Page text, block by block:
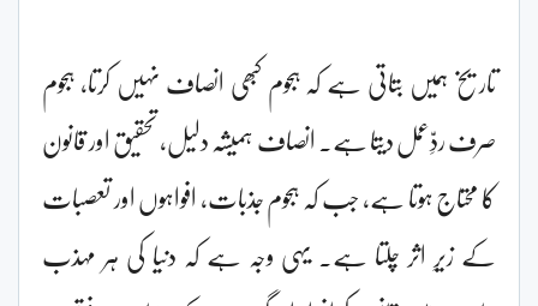
تاریخ ہمیں بتاتی ہے کہ ہجوم کبھی انصاف نہیں کرتا، ہجوم
صرف ردِّعمل دیتا ہے۔ انصاف ہمیشہ دلیل، تحقیق اور قانون
کا محتاج ہوتا ہے، جب کہ ہجوم جذبات، افواہوں اور تعصبات
کے زیرِ اثر چلتا ہے۔ یہی وجہ ہے کہ دنیا کی ہر مہذب